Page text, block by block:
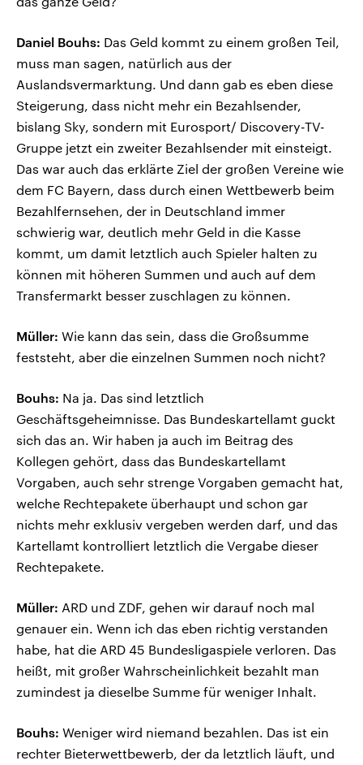
Daniel Bouhs: Das Geld kommt zu einem großen Teil,
muss man sagen, natürlich aus der
Auslandsvermarktung. Und dann gab es eben diese
Steigerung, dass nicht mehr ein Bezahlsender,
bislang Sky, sondern mit Eurosport/ Discovery-TV-
Gruppe jetzt ein zweiter Bezahlsender mit einsteigt.
Das war auch das erklärte Ziel der großen Vereine wie
dem FC Bayern, dass durch einen Wettbewerb beim
Bezahlfernsehen, der in Deutschland immer
schwierig war, deutlich mehr Geld in die Kasse
kommt, um damit letztlich auch Spieler halten zu
können mit höheren Summen und auch auf dem
Transfermarkt besser zuschlagen zu können.
Müller: Wie kann das sein, dass die Großsumme
feststeht, aber die einzelnen Summen noch nicht?
Bouhs: Na ja. Das sind letztlich
Geschäftsgeheimnisse. Das Bundeskartellamt guckt
sich das an. Wir haben ja auch im Beitrag des
Kollegen gehört, dass das Bundeskartellamt
Vorgaben, auch sehr strenge Vorgaben gemacht hat,
welche Rechtepakete überhaupt und schon gar
nichts mehr exklusiv vergeben werden darf, und das
Kartellamt kontrolliert letztlich die Vergabe dieser
Rechtepakete.
Müller: ARD und ZDF, gehen wir darauf noch mal
genauer ein. Wenn ich das eben richtig verstanden
habe, hat die ARD 45 Bundesligaspiele verloren. Das
heißt, mit großer Wahrscheinlichkeit bezahlt man
zumindest ja dieselbe Summe für weniger Inhalt.
Bouhs: Weniger wird niemand bezahlen. Das ist ein
rechter Bieterwettbewerb, der da letztlich läuft, und